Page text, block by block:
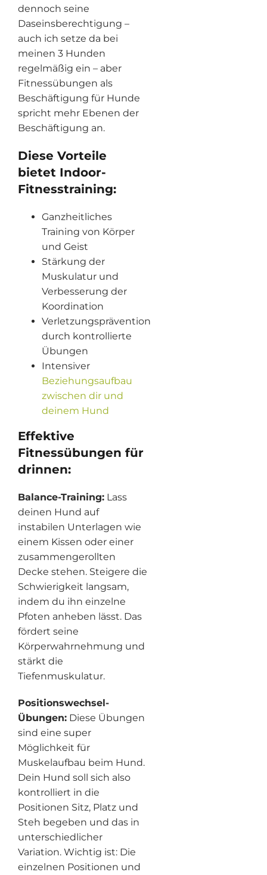
dennoch seine
Daseinsberechtigung –
auch ich setze da bei
meinen 3 Hunden
regelmäßig ein – aber
Fitnessübungen als
Beschäftigung für Hunde
spricht mehr Ebenen der
Beschäftigung an.
Diese Vorteile
bietet Indoor-
Fitnesstraining:
Ganzheitliches
Training von Körper
und Geist
Stärkung der
Muskulatur und
Verbesserung der
Koordination
Verletzungsprävention
durch kontrollierte
Übungen
Intensiver
Beziehungsaufbau
zwischen dir und
deinem Hund
Effektive
Fitnessübungen für
drinnen:
Balance-Training: Lass
deinen Hund auf
instabilen Unterlagen wie
einem Kissen oder einer
zusammengerollten
Decke stehen. Steigere die
Schwierigkeit langsam,
indem du ihn einzelne
Pfoten anheben lässt. Das
fördert seine
Körperwahrnehmung und
stärkt die
Tiefenmuskulatur.
Positionswechsel-
Übungen: Diese Übungen
sind eine super
Möglichkeit für
Muskelaufbau beim Hund.
Dein Hund soll sich also
kontrolliert in die
Positionen Sitz, Platz und
Steh begeben und das in
unterschiedlicher
Variation. Wichtig ist: Die
einzelnen Positionen und